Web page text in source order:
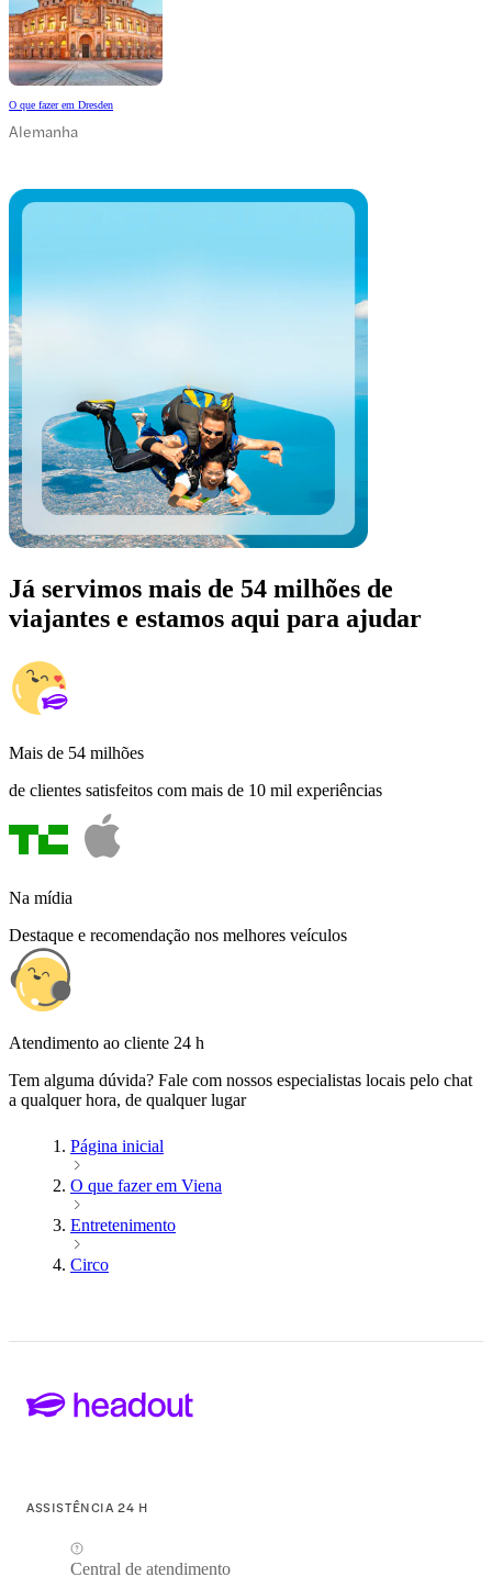
O que fazer em Dresden
Alemanha
Já servimos mais de 54 milhões de
viajantes e estamos aqui para ajudar
Mais de 54 milhões
de clientes satisfeitos com mais de 10 mil experiências
Na mídia
Destaque e recomendação nos melhores veículos
Atendimento ao cliente 24 h
Tem alguma dúvida? Fale com nossos especialistas locais pelo chat
a qualquer hora, de qualquer lugar
Página inicial
O que fazer em Viena
Entretenimento
Circo
ASSISTÊNCIA 24 H
Central de atendimento